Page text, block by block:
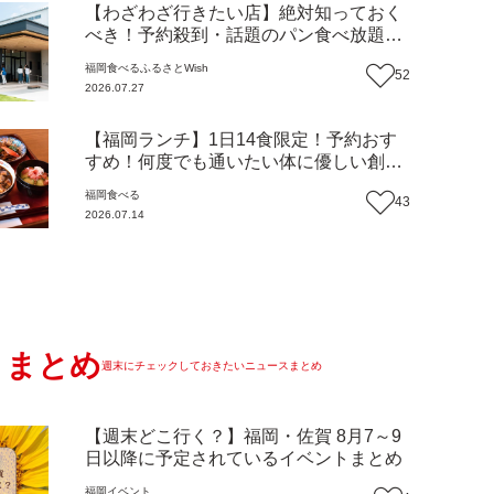
【わざわざ行きたい店】絶対知っておく
べき！予約殺到・話題のパン食べ放題が
ン『bound garden』（福岡・新宮町）
福岡食べるふるさとWish
2026.07.27
52
【福岡ランチ】1日14食限定！予約おす
すめ！何度でも通いたい体に優しい創作
市）【まち歩き】
福岡食べる
2026.07.14
43
まとめ週末にチェックしておきたいニュースまとめ
【週末どこ行く？】福岡・佐賀 8月7～9
日以降に予定されているイベントまとめ
福岡 イベント